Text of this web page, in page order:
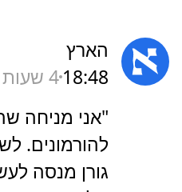
הארץ
18:484 שעות
‏"אני מניחה
להורמונים.
גורן מנסה